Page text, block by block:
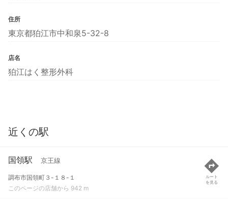
住所
東京都狛江市中和泉5-32-8
店名
狛江はく整形外科
近くの駅
国領駅 京王線
調布市国領町３-１８-１
このページの店舗から 942 m
ルート
を見る